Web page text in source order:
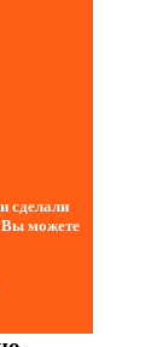
сделали
Вы можете